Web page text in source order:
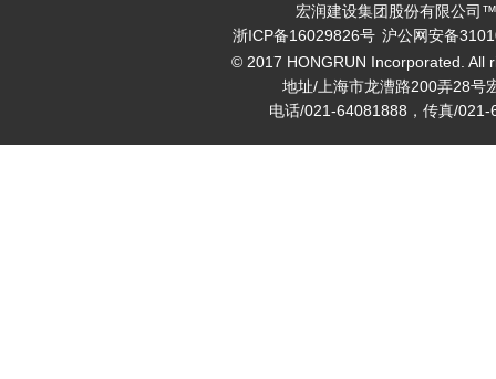
宏润建设集团股份有限公司
浙ICP备16029826号 沪公网安备
© 2017 HONGRUN Incorporated. All
地址/上海市龙漕路200弄28号
电话/021-64081888，传真/021-